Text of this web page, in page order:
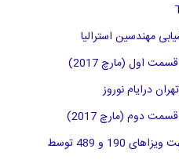
اول (مارچ 2017)
درایام نوروز
دوم (مارچ 2017)
محدود کردن صدور اسپانسری جهت ویزاهای 190 و 489 توسط